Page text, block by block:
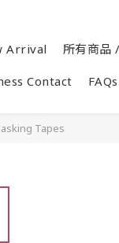
Arrival 所有商品
Contact FAQs
Tapes